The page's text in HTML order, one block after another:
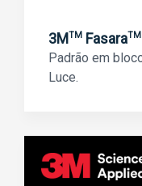
3MTM FasaraTM
Padrão em
Luce.